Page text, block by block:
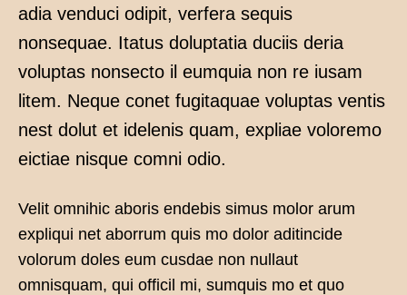
adia venduci odipit, verfera sequis
nonsequae. Itatus doluptatia duciis deria
voluptas nonsecto il eumquia non re iusam
litem. Neque conet fugitaquae voluptas ventis
nest dolut et idelenis quam, expliae voloremo
eictiae nisque comni odio.
Velit omnihic aboris endebis simus molor arum
expliqui net aborrum quis mo dolor aditincide
volorum doles eum cusdae non nullaut
omnisquam, qui officil mi, sumquis mo et quo